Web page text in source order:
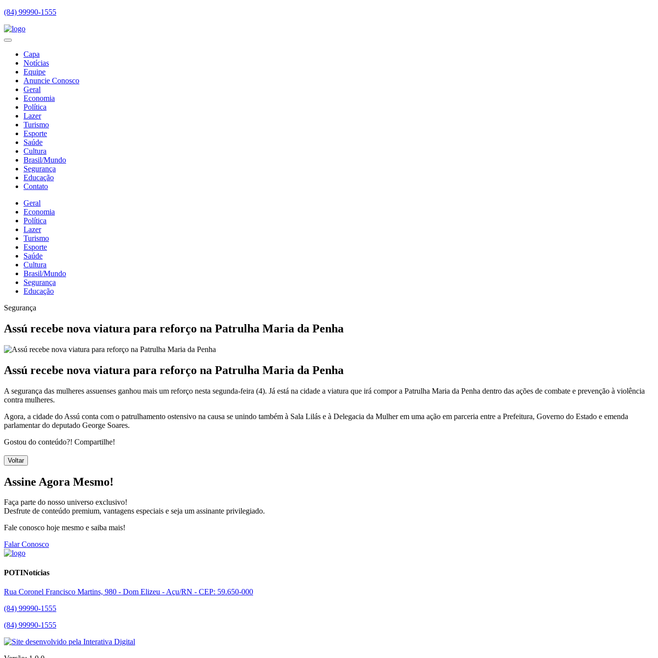
(84) 99990-1555
Capa
Notícias
Equipe
Anuncie Conosco
Geral
Economia
Política
Lazer
Turismo
Esporte
Saúde
Cultura
Brasil/Mundo
Segurança
Educação
Contato
Geral
Economia
Política
Lazer
Turismo
Esporte
Saúde
Cultura
Brasil/Mundo
Segurança
Educação
Segurança
Assú recebe nova viatura para reforço na Patrulha Maria da Penha
Assú recebe nova viatura para reforço na Patrulha Maria da Penha
A segurança das mulheres assuenses ganhou mais um reforço nesta segunda-feira (4). Já está na cidade a viatura que irá compor a Patrulha Maria da Penha dentro das ações de combate e prevenção à violência
contra mulheres.
Agora, a cidade do Assú conta com o patrulhamento ostensivo na causa se unindo também à Sala Lilás e à Delegacia da Mulher em uma ação em parceria entre a Prefeitura, Governo do Estado e emenda
parlamentar do deputado George Soares.
Gostou do conteúdo?! Compartilhe!
Voltar
Assine Agora Mesmo!
Faça parte do nosso universo exclusivo!
Desfrute de conteúdo premium, vantagens especiais e seja um assinante privilegiado.
Fale conosco hoje mesmo e saiba mais!
Falar Conosco
POTINotícias
Rua Coronel Francisco Martins, 980 - Dom Elizeu - Açu/RN - CEP: 59.650-000
(84) 99990-1555
(84) 99990-1555